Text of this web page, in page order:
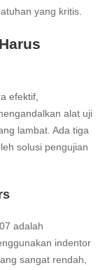
yang kritis.
efektif,
alat uji
lambat. Ada tiga
solusi pengujian
adalah
indentor
sangat rendah,